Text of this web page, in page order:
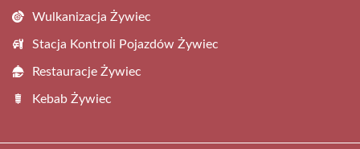
Wulkanizacja Żywiec
Stacja Kontroli Pojazdów Żywiec
Restauracje Żywiec
Kebab Żywiec